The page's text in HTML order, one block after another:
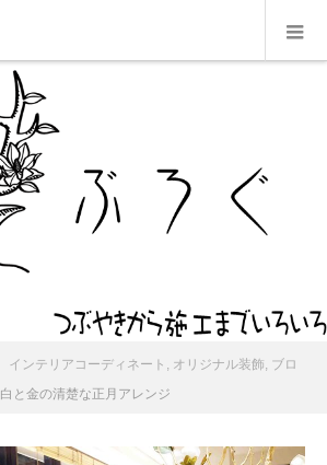
インテリアコーディネート , オリジナル装飾, ブロ
白と金の清楚な正月アレンジ